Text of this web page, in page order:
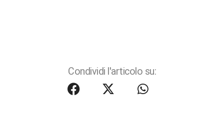
Condividi l'articolo su: